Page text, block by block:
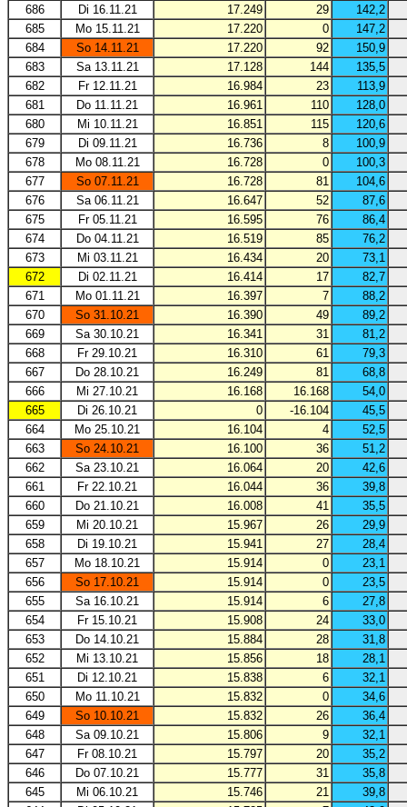
686
Di 16.11.21 17.249 29
142,2
685
Mo 15.11.21 17.220 0
147,2
684
So 14.11.21 17.220 92
150,9
683
Sa 13.11.21 17.128 144
135,5
682
Fr 12.11.21 16.984 23
113,9
681
Do 11.11.21 16.961 110
128,0
680
Mi 10.11.21 16.851 115
120,6
679
Di 09.11.21 16.736 8
100,9
678
Mo 08.11.21 16.728 0
100,3
677
So 07.11.21 16.728 81
104,6
676
Sa 06.11.21 16.647 52
87,6
675
Fr 05.11.21 16.595 76
86,4
674
Do 04.11.21 16.519 85
76,2
673
Mi 03.11.21 16.434 20
73,1
672
Di 02.11.21 16.414 17
82,7
671
Mo 01.11.21 16.397 7
88,2
670
So 31.10.21 16.390 49
89,2
669
Sa 30.10.21 16.341 31
81,2
668
Fr 29.10.21 16.310 61
79,3
667
Do 28.10.21 16.249 81
68,8
666
Mi 27.10.21 16.168 16.168
54,0
665
Di 26.10.21 0 -16.104
45,5
664
Mo 25.10.21 16.104 4
52,5
663
So 24.10.21 16.100 36
51,2
662
Sa 23.10.21 16.064 20
42,6
661
Fr 22.10.21 16.044 36
39,8
660
Do 21.10.21 16.008 41
35,5
659
Mi 20.10.21 15.967 26
29,9
658
Di 19.10.21 15.941 27
28,4
657
Mo 18.10.21 15.914 0
23,1
656
So 17.10.21 15.914 0
23,5
655
Sa 16.10.21 15.914 6
27,8
654
Fr 15.10.21 15.908 24
33,0
653
Do 14.10.21 15.884 28
31,8
652
Mi 13.10.21 15.856 18
28,1
651
Di 12.10.21 15.838 6
32,1
650
Mo 11.10.21 15.832 0
34,6
649
So 10.10.21 15.832 26
36,4
648
Sa 09.10.21 15.806 9
32,1
647
Fr 08.10.21 15.797 20
35,2
646
Do 07.10.21 15.777 31
35,8
645
Mi 06.10.21 15.746 21
39,8